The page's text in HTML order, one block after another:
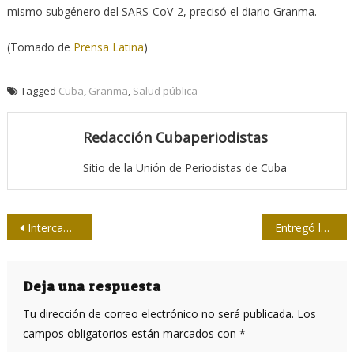
mismo subgénero del SARS-CoV-2, precisó el diario Granma.
(Tomado de Prensa Latina)
Tagged Cuba Granma Salud pública
Redacción Cubaperiodistas
Sitio de la Unión de Periodistas de Cuba
Navegación
entradas
Intercambian jóvenes periodistas miembros de la Upec y la AHS Entregó la Upec reconocimiento a Círculo Social Obrero Félix Elmusa
Deja una respuesta
Tu dirección de correo electrónico no será publicada. Los
campos obligatorios están marcados con *